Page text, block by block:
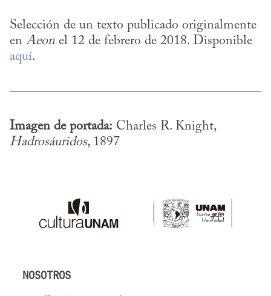
Selección de un texto publicado originalmente
en Aeon
aquí.
Imagen de portada:
Hadrosáuridos, 1897
NOSOTROS